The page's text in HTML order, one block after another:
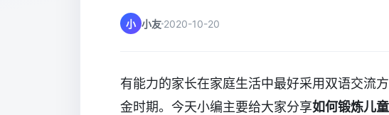
小 小友 2020-10-20
有能力的家长在家庭生活中最好采用双语交流
金时期。今天小编主要给大家分享如何锻炼儿